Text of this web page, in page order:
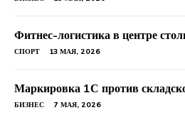
Фитнес-логистика в центре
СПОРТ 13 МАЯ, 2026
Маркировка 1С против
БИЗНЕС 7 МАЯ, 2026